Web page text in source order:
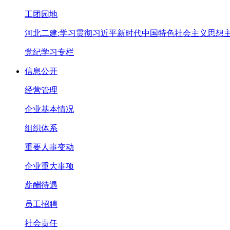
工团园地
河北二建:学习贯彻习近平新时代中国特色社会主义思想
党纪学习专栏
信息公开
经营管理
企业基本情况
组织体系
重要人事变动
企业重大事项
薪酬待遇
员工招聘
社会责任